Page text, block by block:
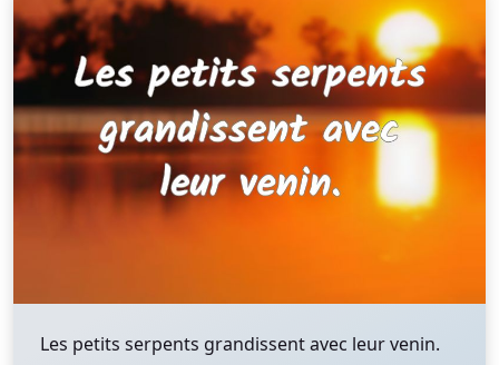
Les petits serpents grandissent avec leur venin.